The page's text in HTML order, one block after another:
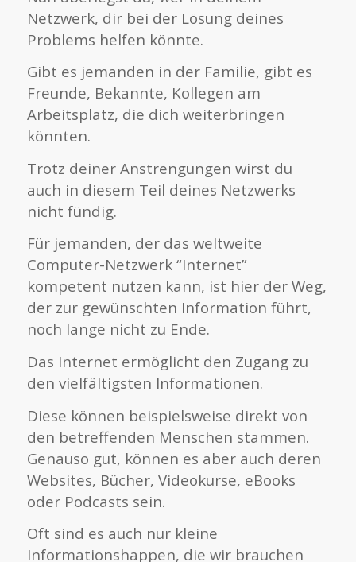
Netzwerk, dir bei der Lösung deines
Problems helfen könnte.
Gibt es jemanden in der Familie, gibt es
Freunde, Bekannte, Kollegen am
Arbeitsplatz, die dich weiterbringen
könnten.
Trotz deiner Anstrengungen wirst du
auch in diesem Teil deines Netzwerks
nicht fündig.
Für jemanden, der das weltweite
Computer-Netzwerk “Internet”
kompetent nutzen kann, ist hier der Weg,
der zur gewünschten Information führt,
noch lange nicht zu Ende.
Das Internet ermöglicht den Zugang zu
den vielfältigsten Informationen.
Diese können beispielsweise direkt von
den betreffenden Menschen stammen.
Genauso gut, können es aber auch deren
Websites, Bücher, Videokurse, eBooks
oder Podcasts sein.
Oft sind es auch nur kleine
Informationshappen, die wir brauchen